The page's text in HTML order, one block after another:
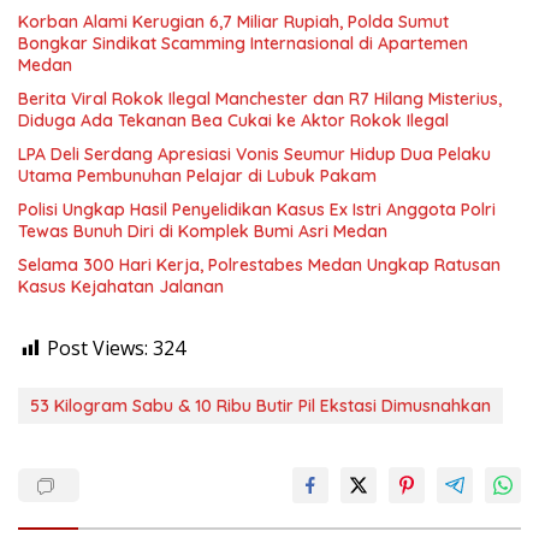
Korban Alami Kerugian 6,7 Miliar Rupiah, Polda Sumut
Bongkar Sindikat Scamming Internasional di Apartemen
Medan
Berita Viral Rokok Ilegal Manchester dan R7 Hilang Misterius,
Diduga Ada Tekanan Bea Cukai ke Aktor Rokok Ilegal
LPA Deli Serdang Apresiasi Vonis Seumur Hidup Dua Pelaku
Utama Pembunuhan Pelajar di Lubuk Pakam
Polisi Ungkap Hasil Penyelidikan Kasus Ex Istri Anggota Polri
Tewas Bunuh Diri di Komplek Bumi Asri Medan
Selama 300 Hari Kerja, Polrestabes Medan Ungkap Ratusan
Kasus Kejahatan Jalanan
Post Views: 324
53 Kilogram Sabu & 10 Ribu Butir Pil Ekstasi Dimusnahkan